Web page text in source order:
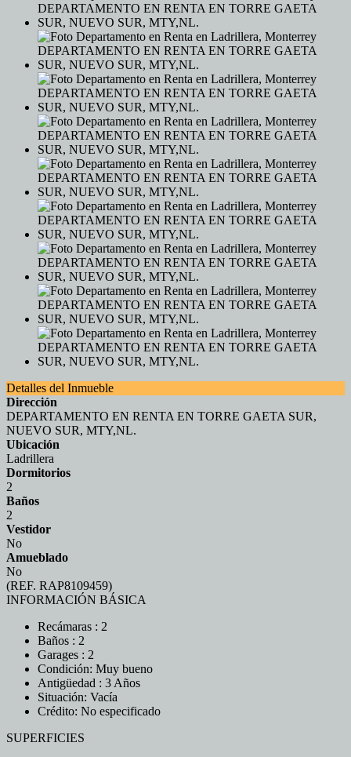
Detalles del Inmueble
Dirección
DEPARTAMENTO EN RENTA EN TORRE GAETA SUR,
NUEVO SUR, MTY,NL.
Ubicación
Ladrillera
Dormitorios
2
Baños
2
Vestidor
No
Amueblado
No
(REF. RAP8109459)
INFORMACIÓN BÁSICA
Recámaras : 2
Baños : 2
Garages : 2
Condición: Muy bueno
Antigüedad : 3 Años
Situación: Vacía
Crédito: No especificado
SUPERFICIES